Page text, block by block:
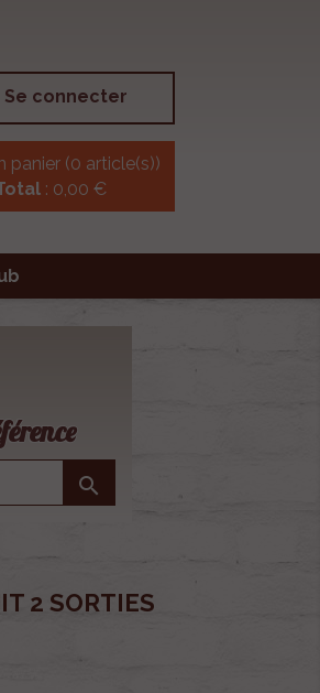
Se connecter
panier (0 article(s))
: 0,00 €

2 SORTIES